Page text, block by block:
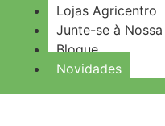
Lojas Agricentro
Junte-se à Nossa
Blogue
Novidades